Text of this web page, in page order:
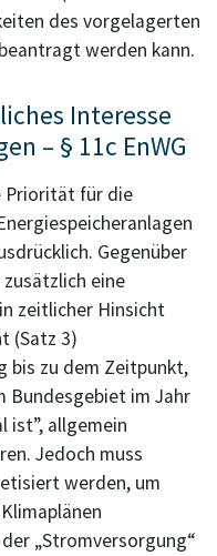
des vorgelagerten
werden kann.
Interesse
– § 11c EnWG
Priorität für die
Gegenüber
eine
zeitlicher Hinsicht
(Satz 3)
bis zu dem Zeitpunkt,
Bundesgebiet im Jahr
ist”, allgemein
Jedoch muss
werden, um
„Stromversorgung“